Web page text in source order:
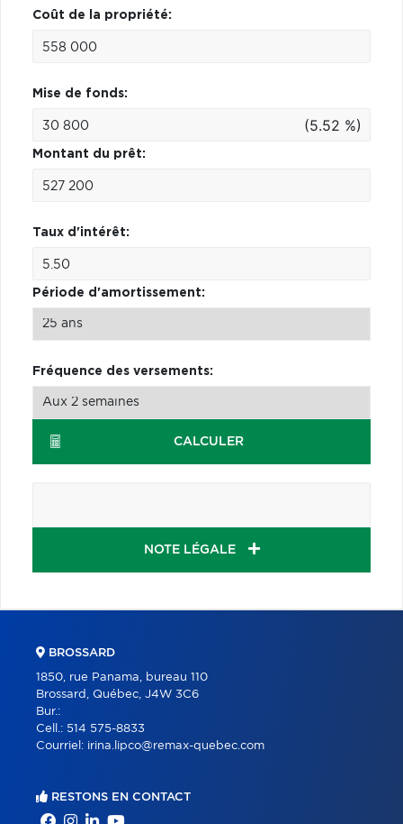
Coût de la propriété:
Mise de fonds:
(5.52 %)
Montant du prêt:
Taux d'intérêt:
Période d'amortissement:
Fréquence des versements:
CALCULER
NOTE LÉGALE
BROSSARD
1850, rue Panama, bureau 110
Brossard, Québec, J4W 3C6
Bur.:
Cell.: 514 575-8833
Courriel: irina.lipco@remax-quebec.com
RESTONS EN CONTACT